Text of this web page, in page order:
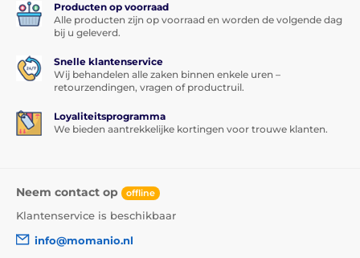
Producten op voorraad
Alle producten zijn op voorraad en worden de volgende dag
bij u geleverd.
Snelle klantenservice
Wij behandelen alle zaken binnen enkele uren –
retourzendingen, vragen of productruil.
Loyaliteitsprogramma
We bieden aantrekkelijke kortingen voor trouwe klanten.
Neem contact op offline
Klantenservice is beschikbaar
info@momanio.nl